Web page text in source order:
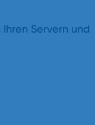
Servern und